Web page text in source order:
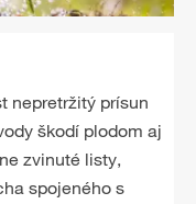
nepretržitý prísun
škodí plodom aj
zvinuté listy,
spojeného s